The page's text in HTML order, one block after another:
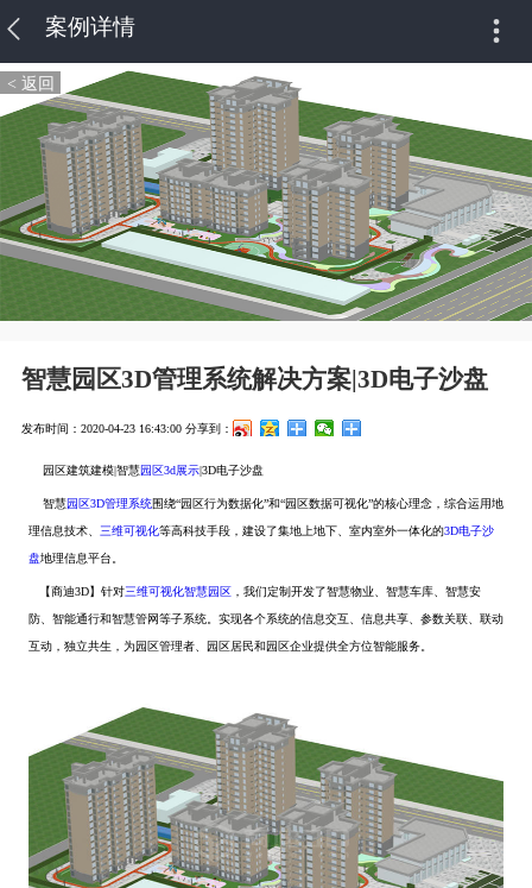
案例详情
< 返回
智慧园区3D管理系统解决方案|3D电子沙盘
发布时间：2020-04-23 16:43:00 分享到：
园区建筑建模|智慧园区3d展示|3D电子沙盘
智慧园区3D管理系统围绕“园区行为数据化”和“园区数据可视化”的核心理念，综合运用地
理信息技术、 三维可视化等高科技手段，建设了集地上地下、室内室外一体化的3D电子沙
盘地理信息平台。
【商迪3D】针对三维可视化智慧园区，我们定制开发了智慧物业、智慧车库、智慧安
防、智能通行和智慧管网等子系统。实现各个系统的信息交互、信息共享、参数关联、联动
互动，独立共生，为园区管理者、园区居民和园区企业提供全方位智能服务。